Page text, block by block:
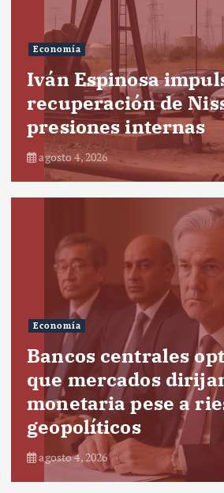
Economía
Iván Espinosa
recuperación de
presiones internas
agosto 4, 2026
Economía
Bancos centrales
que mercados
monetaria pese a
geopolíticos
agosto 4, 2026